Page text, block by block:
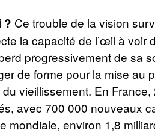
? Ce trouble de la vision
la capacité de l’œil à voir
progressivement de sa
de forme pour la mise au
vieillissement. En France,
avec 700 000 nouveaux
mondiale, environ 1,8